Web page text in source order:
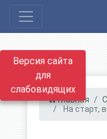
Версия сайта
для
слабовидящих
Главная
На старт,